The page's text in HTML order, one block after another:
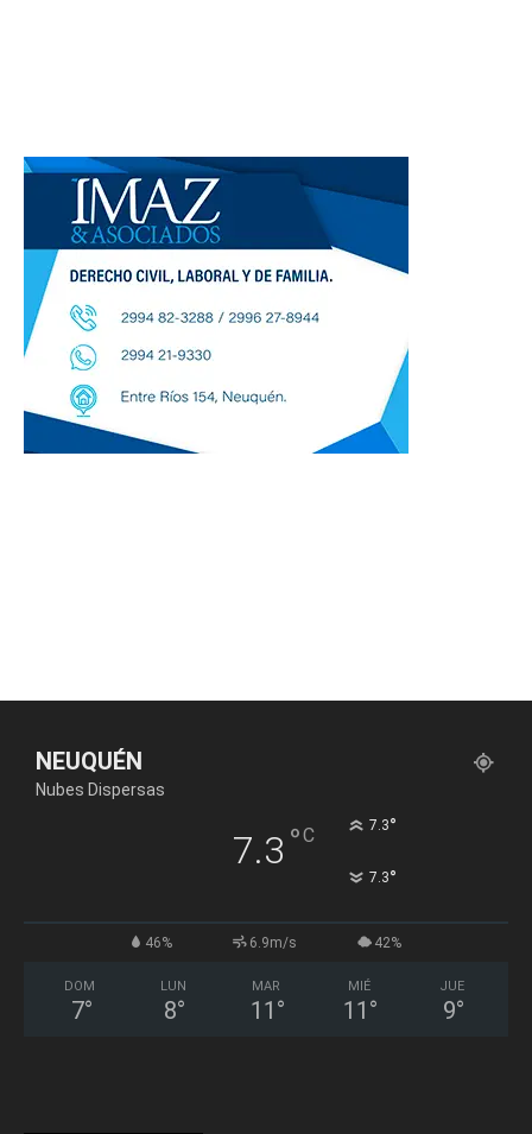
NEUQUÉN
Nubes Dispersas
7.3 °C 7.3°
7.3°
46% 6.9m/s 42%
DOM
7°
LUN
8°
MAR
11 °
MIÉ
11 °
JUE
9°